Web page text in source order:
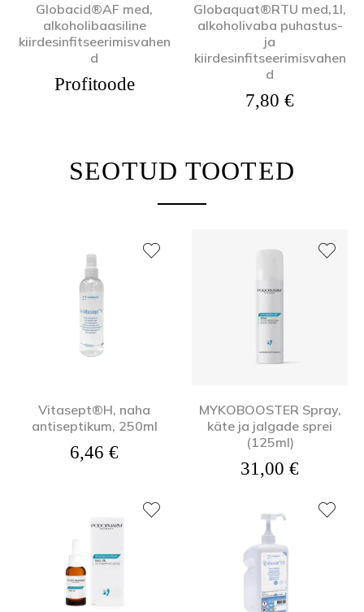
Globacid®AF med,
alkoholibaasiline
kiirdesinfitseerimisvahen
d
Profitoode
Globaquat®RTU med,1l,
alkoholivaba puhastus-
ja
kiirdesinfitseerimisvahen
d
7,80 €
SEOTUD TOOTED
Vitasept®H, naha
antiseptikum, 250ml
6,46 €
MYKOBOOSTER Spray,
käte ja jalgade sprei
(125ml)
31,00 €